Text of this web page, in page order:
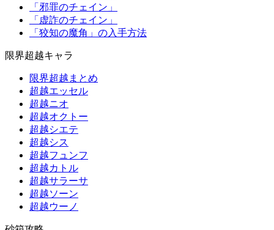
「邪罪のチェイン」
「虚詐のチェイン」
「狡知の魔角」の入手方法
限界超越キャラ
限界超越まとめ
超越エッセル
超越ニオ
超越オクトー
超越シエテ
超越シス
超越フュンフ
超越カトル
超越サラーサ
超越ソーン
超越ウーノ